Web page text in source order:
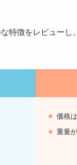
特徴をレビュー
価格
重量